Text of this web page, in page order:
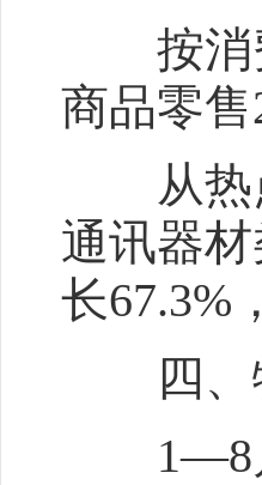
按消费
商品零售
从热点
通讯器
长67.3%
四、
1—8月